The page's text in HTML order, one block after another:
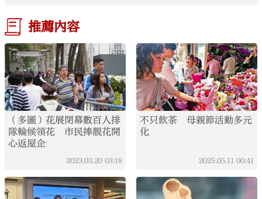
推薦內容
（多圖）花展閉幕數百人排
隊輪候領花 市民捧靚花開
心返屋企
2023.03.20 03:18
不只飲茶 母親節活動多元
化
2025.05.11 00:41